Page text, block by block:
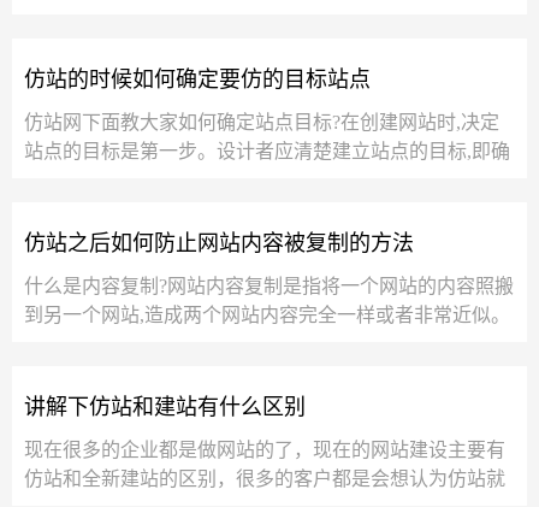
仿站的时候如何确定要仿的目标站点
仿站网下面教大家如何确定站点目标?在创建网站时,决定
站点的目标是第一步。设计者应清楚建立站点的目标,即确
仿站之后如何防止网站内容被复制的方法
什么是内容复制?网站内容复制是指将一个网站的内容照搬
到另一个网站,造成两个网站内容完全一样或者非常近似。
讲解下仿站和建站有什么区别
现在很多的企业都是做网站的了，现在的网站建设主要有
仿站和全新建站的区别，很多的客户都是会想认为仿站就